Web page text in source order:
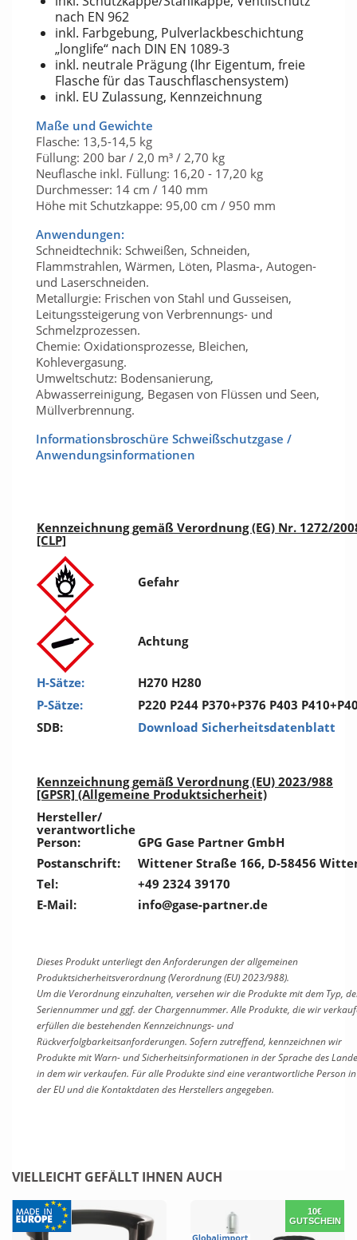
nach EN 962
inkl. Farbgebung, Pulverlackbeschichtung
„longlife“ nach DIN EN 1089-3
inkl. neutrale Prägung (Ihr Eigentum, freie
Flasche für das Tauschflaschensystem)
inkl. EU Zulassung, Kennzeichnung
Maße und Gewichte
Flasche: 13,5-14,5 kg
Füllung: 200 bar / 2,0 m³ / 2,70 kg
Neuflasche inkl. Füllung: 16,20 - 17,20 kg
Durchmesser: 14 cm / 140 mm
Höhe mit Schutzkappe: 95,00 cm / 950 mm
Anwendungen:
Schneidtechnik: Schweißen, Schneiden,
Flammstrahlen, Wärmen, Löten, Plasma-, Autogen-
und Laserschneiden.
Metallurgie: Frischen von Stahl und Gusseisen,
Leitungssteigerung von Verbrennungs- und
Schmelzprozessen.
Chemie: Oxidationsprozesse, Bleichen,
Kohlevergasung.
Umweltschutz: Bodensanierung,
Abwasserreinigung, Begasen von Flüssen und Seen,
Müllverbrennung.
Informationsbroschüre Schweißschutzgase /
Anwendungsinformationen
Kennzeichnung gemäß Verordnung (EG) Nr. 1272/
[CLP]
Gefahr
Achtung
H-Sätze:
H270 H280
P-Sätze:
P220 P244 P370+P376 P403
SDB:
Download Sicherheitsdatenblatt
Kennzeichnung gemäß Verordnung (EU) 2023/988
[GPSR] (Allgemeine Produktsicherheit)
Hersteller/
verantwortliche
Person:
GPG Gase Partner GmbH
Postanschrift:
Wittener Straße 166, D-58456
Tel:
+49 2324 39170
E-Mail:
info@gase-partner.de
Dieses Produkt unterliegt den Anforderungen der allgemeinen
Produktsicherheitsverordnung (Verordnung (EU) 2023/988).
Um die Verordnung einzuhalten, versehen wir die Produkte mit dem Typ,
Seriennummer und ggf. der Chargennummer. Alle Produkte, die wir
erfüllen die bestehenden Kennzeichnungs- und
Rückverfolgbarkeitsanforderungen. Sofern zutreffend, kennzeichnen wir
Produkte mit Warn- und Sicherheitsinformationen in der Sprache des
in dem wir verkaufen. Für alle Produkte sind eine verantwortliche Person in
der EU und die Kontaktdaten des Herstellers angegeben.
VIELLEICHT GEFÄLLT IHNEN AUCH
10€
GUTSCHEIN